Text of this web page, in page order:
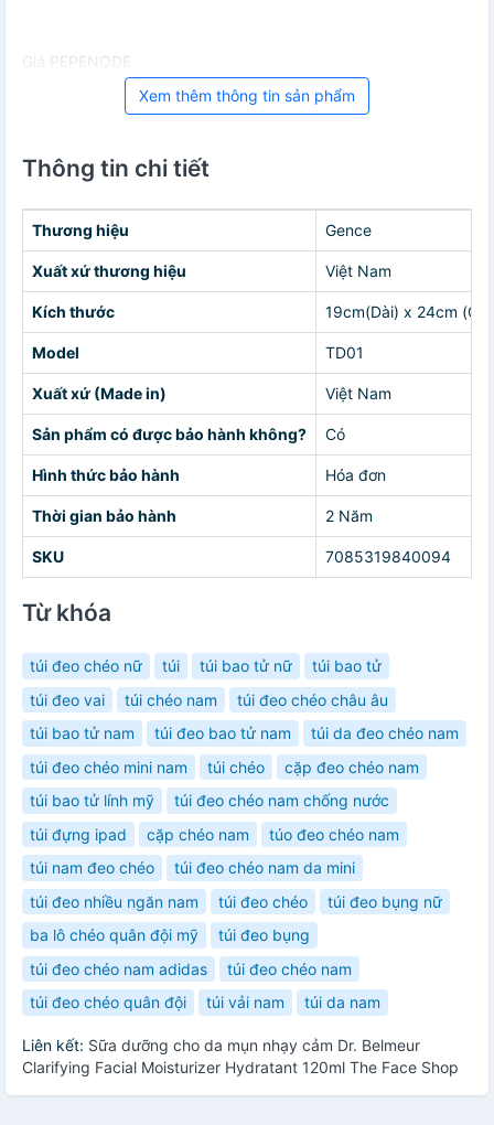
Giá PEPENODE
Xem thêm thông tin sản phẩm
Thông tin chi tiết
Thương hiệu Gence
Xuất xứ thương hiệu Việt Nam
Kích thước 19cm(Dài) x 24cm
Model TD01
Xuất xứ (Made in) Việt Nam
Sản phẩm có được bảo hành không? Có
Hình thức bảo hành Hóa đơn
Thời gian bảo hành 2 Năm
SKU 7085319840094
Từ khóa
túi đeo chéo nữ túi túi bao tử nữ
túi bao tử
túi đeo vai
túi chéo nam
túi đeo chéo châu âu
túi bao tử nam
túi đeo bao tử nam
túi da đeo chéo nam
túi đeo chéo mini nam
túi chéo
cặp đeo chéo nam
túi bao tử lính mỹ
túi đeo chéo nam chống nước
túi đựng ipad
cặp chéo nam
túo đeo chéo nam
túi nam đeo chéo
túi đeo chéo nam da mini
túi đeo nhiều ngăn nam
túi đeo chéo
túi đeo bụng nữ
ba lô chéo quân đội mỹ
túi đeo bụng
túi đeo chéo nam adidas
túi đeo chéo nam
túi đeo chéo quân đội
túi vải nam túi da nam
Liên kết: Sữa dưỡng cho da mụn nhạy cảm Dr. Belmeur
Clarifying Facial Moisturizer Hydratant 120ml The Face Shop